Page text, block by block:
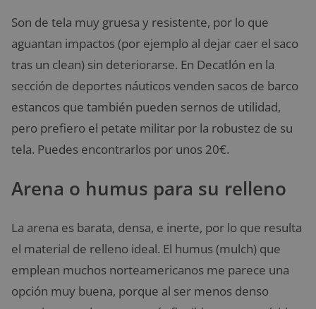
Son de tela muy gruesa y resistente, por lo que
aguantan impactos (por ejemplo al dejar caer el saco
tras un clean) sin deteriorarse. En Decatlón en la
sección de deportes náuticos venden sacos de barco
estancos que también pueden sernos de utilidad,
pero prefiero el petate militar por la robustez de su
tela. Puedes encontrarlos por unos 20€.
Arena o humus para su relleno
La arena es barata, densa, e inerte, por lo que resulta
el material de relleno ideal. El humus (mulch) que
emplean muchos norteamericanos me parece una
opción muy buena, porque al ser menos denso